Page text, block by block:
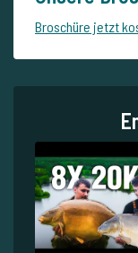
Broschüre jetzt